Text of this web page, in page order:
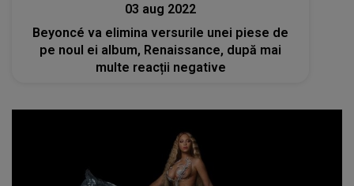
03 aug 2022
Beyoncé va elimina versurile unei piese de
pe noul ei album, Renaissance, după mai
multe reacții negative